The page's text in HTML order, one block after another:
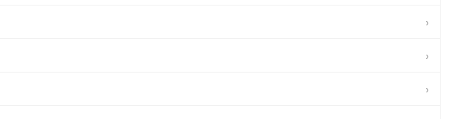
›
›
›